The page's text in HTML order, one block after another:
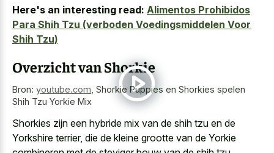
Here's an interesting read: Alimentos Prohibidos
Para Shih Tzu (verboden Voedingsmiddelen Voor
Shih Tzu)
Overzicht van Shorkie
Bron: youtube.com, Shorkie Puppies en Shorkies spelen
Shih Tzu Yorkie Mix
Shorkies zijn een hybride mix van de shih tzu en de
Yorkshire terrier, die de kleine grootte van de Yorkie